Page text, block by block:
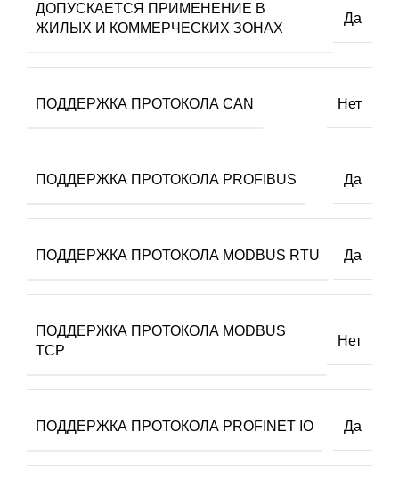
ДОПУСКАЕТСЯ ПРИМЕНЕНИЕ В
ЖИЛЫХ И КОММЕРЧЕСКИХ ЗОНАХ
Да
ПОДДЕРЖКА ПРОТОКОЛА CAN Нет
ПОДДЕРЖКА ПРОТОКОЛА PROFIBUS Да
ПОДДЕРЖКА ПРОТОКОЛА MODBUS RTU Да
ПОДДЕРЖКА ПРОТОКОЛА MODBUS
TCP
Нет
ПОДДЕРЖКА ПРОТОКОЛА PROFINET IO Да